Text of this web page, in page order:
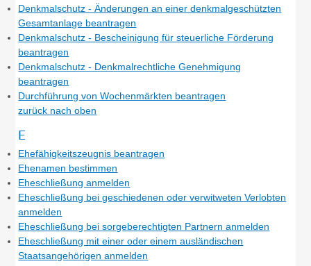
Denkmalschutz - Änderungen an einer denkmalgeschützten
Gesamtanlage beantragen
Denkmalschutz - Bescheinigung für steuerliche Förderung
beantragen
Denkmalschutz - Denkmalrechtliche Genehmigung
beantragen
Durchführung von Wochenmärkten beantragen
zurück nach oben
E
Ehefähigkeitszeugnis beantragen
Ehenamen bestimmen
Eheschließung anmelden
Eheschließung bei geschiedenen oder verwitweten Verlobten
anmelden
Eheschließung bei sorgeberechtigten Partnern anmelden
Eheschließung mit einer oder einem ausländischen
Staatsangehörigen anmelden